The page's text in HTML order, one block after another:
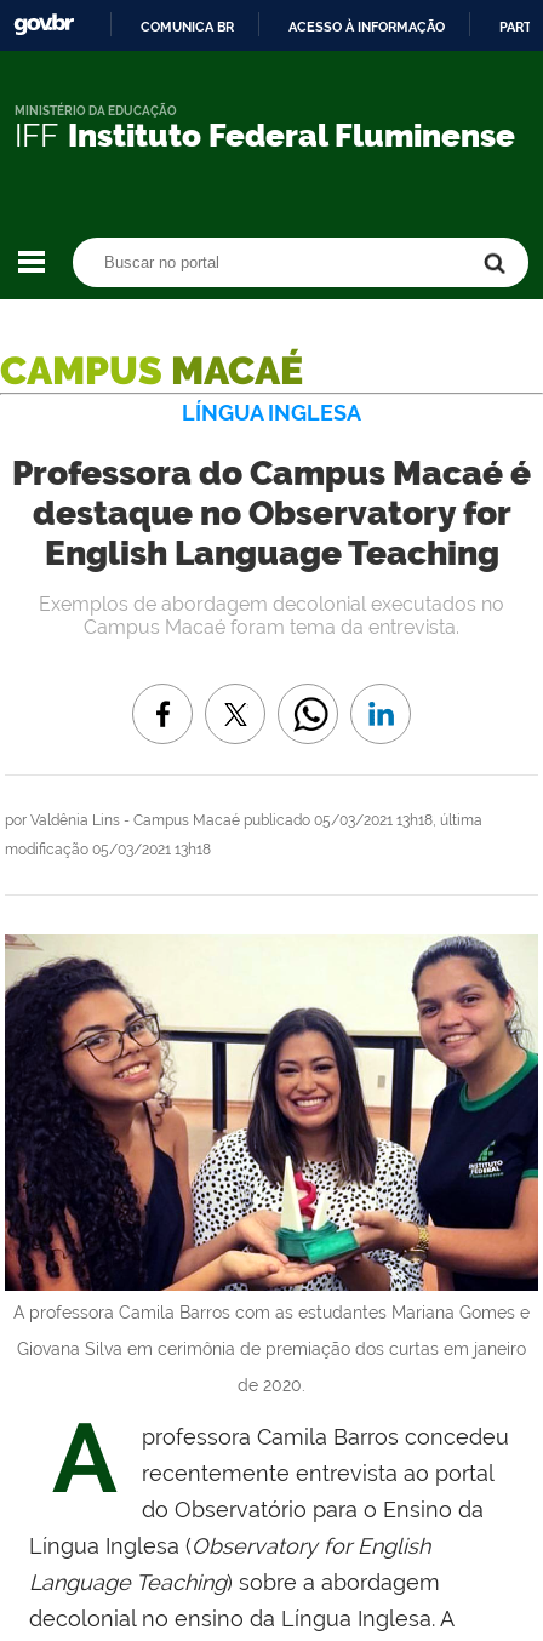
CONTEÚDO
COMUNICA BR ACESSO À INFORMAÇÃO
IFF Instituto Federal Fluminense
MINISTÉRIO DA EDUCAÇÃO
CAMPUS MACAÉ
LÍNGUA INGLESA
Professora do Campus Macaé é
destaque no Observatory for
English Language Teaching
por Valdênia Lins - Campus Macaé publicado 05/03/2021 13h18, última
modificação 05/03/2021 13h18
Exemplos de abordagem decolonial executados no
Campus Macaé foram tema da entrevista.
A professora Camila Barros com as estudantes Mariana Gomes e
Giovana Silva em cerimônia de premiação dos curtas em janeiro
de 2020.
A
professora Camila Barros concedeu
recentemente entrevista ao portal
do Observatório para o Ensino da
Língua Inglesa (Observatory for English
Language Teaching) sobre a abordagem
decolonial no ensino da Língua Inglesa. A